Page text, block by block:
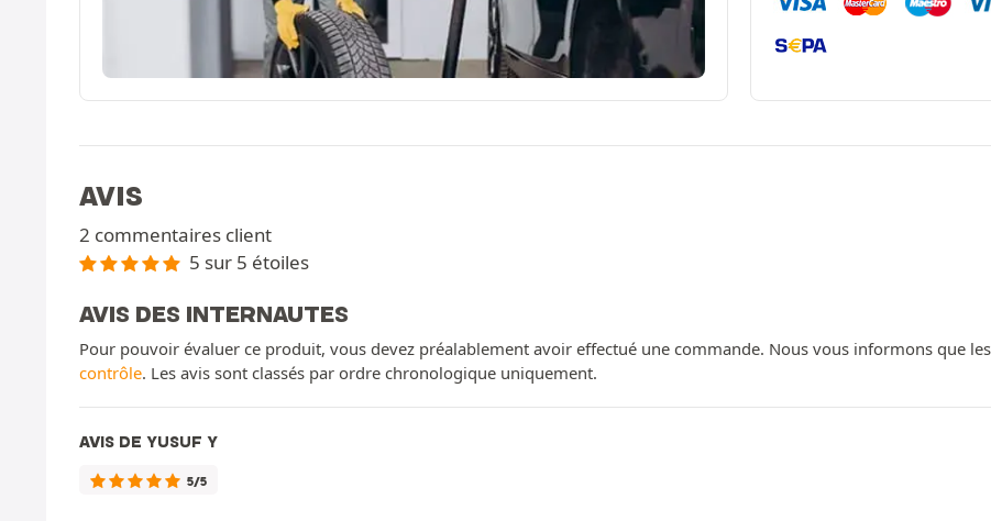
AVIS
2 commentaires client
5 sur 5 étoiles
AVIS DES INTERNAUTES
Pour pouvoir évaluer ce produit, vous devez préalablement avoir effectué une commande. Nous vous informons que
contrôle. Les avis sont classés par ordre chronologique uniquement.
AVIS DE YUSUF Y
5/5